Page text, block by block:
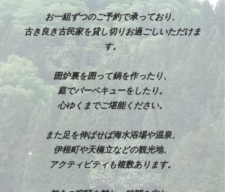
お一組ずつのご予約で承っており、
古き良き古民家を貸し切りお過ごしいただけま
す。
囲炉裏を囲って鍋を作ったり、
庭でバーベキューをしたり。
心ゆくまでご堪能ください。
また足を伸ばせば海水浴場や温泉、
伊根町や天橋立などの観光地、
アクティビティも複数あります。